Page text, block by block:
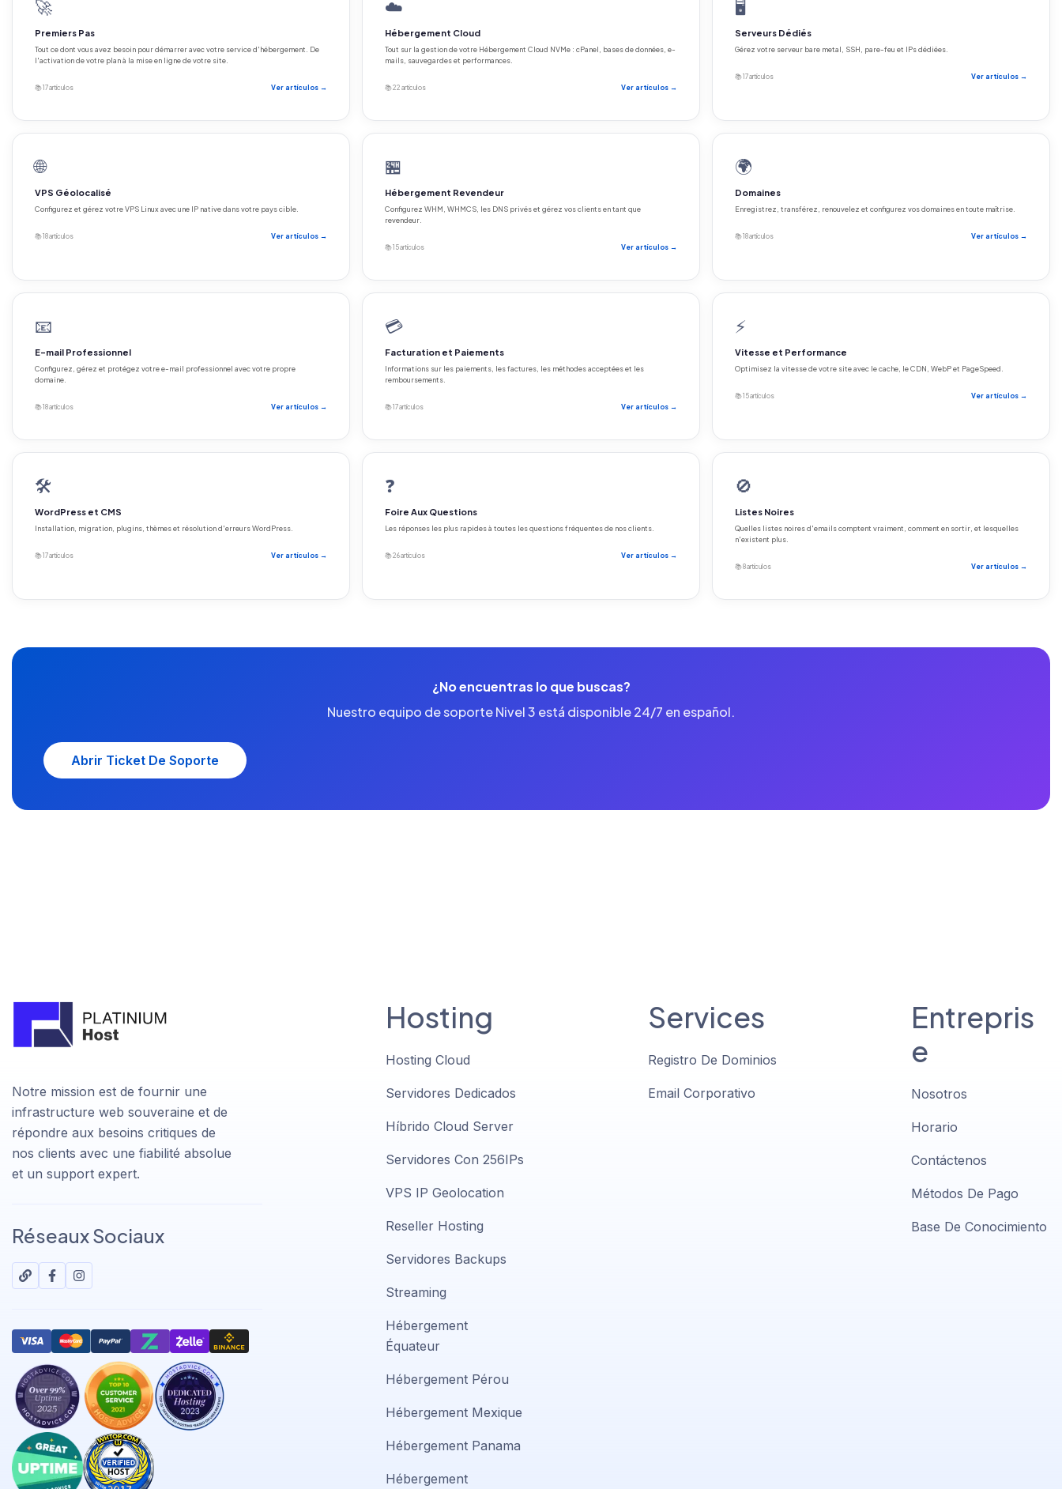
🚀
Premiers Pas
Tout ce dont vous avez besoin pour démarrer avec votre service d'hébergement. De
l'activation de votre plan à la mise en ligne de votre site.
📚 17 artículos Ver artículos →
☁️
Hébergement Cloud
Tout sur la gestion de votre Hébergement Cloud NVMe : cPanel, bases de données, e-
mails, sauvegardes et performances.
📚 22 artículos Ver artículos →
🖥️
Serveurs Dédiés
Gérez votre serveur bare metal, SSH, pare-feu et IPs dédiées.
📚 17 artículos Ver artículos →
🌐
VPS Géolocalisé
Configurez et gérez votre VPS Linux avec une IP native dans votre pays cible.
📚 18 artículos Ver artículos →
🏪
Hébergement Revendeur
Configurez WHM, WHMCS, les DNS privés et gérez vos clients en tant que
revendeur.
📚 15 artículos Ver artículos →
🌍
Domaines
Enregistrez, transférez, renouvelez et configurez vos domaines en toute maîtrise.
📚 18 artículos Ver artículos →
📧
E-mail Professionnel
Configurez, gérez et protégez votre e-mail professionnel avec votre propre
domaine.
📚 18 artículos Ver artículos →
💳
Facturation et Paiements
Informations sur les paiements, les factures, les méthodes acceptées et les
remboursements.
📚 17 artículos Ver artículos →
⚡
Vitesse et Performance
Optimisez la vitesse de votre site avec le cache, le CDN, WebP et PageSpeed.
📚 15 artículos Ver artículos →
🛠️
WordPress et CMS
Installation, migration, plugins, thèmes et résolution d'erreurs WordPress.
📚 17 artículos Ver artículos →
❓
Foire Aux Questions
Les réponses les plus rapides à toutes les questions fréquentes de nos clients.
📚 26 artículos Ver artículos →
🚫
Listes Noires
Quelles listes noires d'emails comptent vraiment, comment en sortir, et lesquelles
n'existent plus.
📚 8 artículos Ver artículos →
¿No encuentras lo que buscas?
Nuestro equipo de soporte Nivel 3 está disponible 24/7 en español.
Abrir Ticket De Soporte
Notre mission est de fournir une
infrastructure web souveraine et de
répondre aux besoins critiques de
nos clients avec une fiabilité absolue
et un support expert.
Réseaux Sociaux
Hosting
Hosting Cloud
Servidores Dedicados
Híbrido Cloud Server
Servidores Con 256IPs
VPS IP Geolocation
Reseller Hosting
Servidores Backups
Streaming
Hébergement
Équateur
Hébergement Pérou
Hébergement Mexique
Hébergement Panama
Hébergement
Services
Registro De Dominios
Email Corporativo
Entrepris
e
Nosotros
Horario
Contáctenos
Métodos De Pago
Base De Conocimiento